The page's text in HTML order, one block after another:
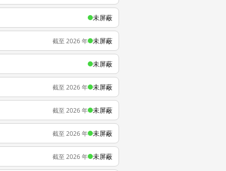
未屏蔽
截至 2026 年 未屏蔽
未屏蔽
截至 2026 年 未屏蔽
截至 2026 年 未屏蔽
截至 2026 年 未屏蔽
截至 2026 年 未屏蔽